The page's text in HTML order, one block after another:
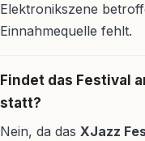
Elektronikszene
Einnahmequelle fehlt.
Findet das Festival
statt?
Nein, da das XJazz